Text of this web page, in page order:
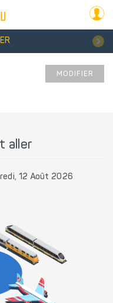
MODIFIER
aller
12 Août 2026